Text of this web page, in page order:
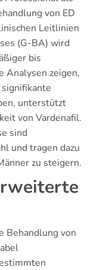
von ED
Leitlinien
(G-BA) wird
bis
Analysen zeigen,
unterstützt
von Vardenafil.
sind
und tragen dazu
zu steigern.
Behandlung von